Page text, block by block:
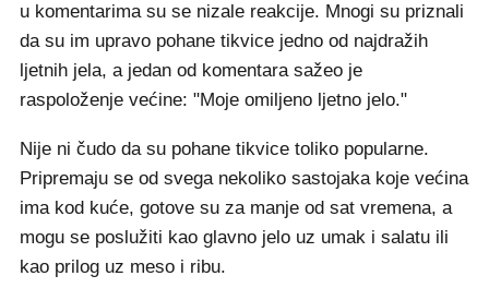
u komentarima su se nizale reakcije. Mnogi su priznali
da su im upravo pohane tikvice jedno od najdražih
ljetnih jela, a jedan od komentara sažeo je
raspoloženje većine: "Moje omiljeno ljetno jelo."
Nije ni čudo da su pohane tikvice toliko popularne.
Pripremaju se od svega nekoliko sastojaka koje većina
ima kod kuće, gotove su za manje od sat vremena, a
mogu se poslužiti kao glavno jelo uz umak i salatu ili
kao prilog uz meso i ribu.